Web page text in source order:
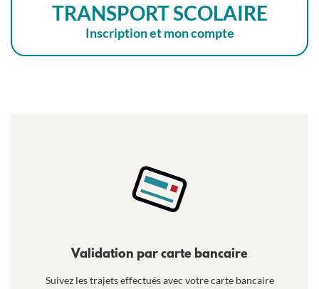
TRANSPORT SCOLAIRE
Inscription et mon compte
Validation par carte bancaire
Suivez les trajets effectués avec votre carte bancaire